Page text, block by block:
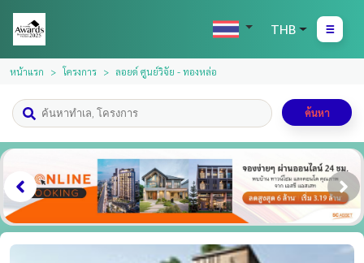
THB
หน้าแรก โครงการ ลอยด์ ศูนย์วิจัย - ทองหล่อ
ค้นหา